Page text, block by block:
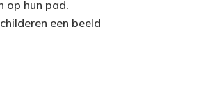
op hun pad.
een beeld